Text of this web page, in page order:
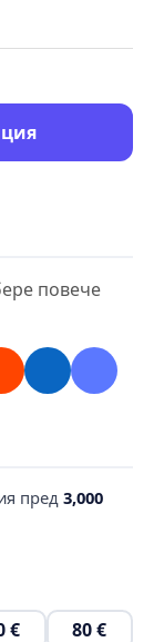
в
СЪВЕТ
РАЙОНЕН
съвет
си
повече
пред 3,000
€ 80 €